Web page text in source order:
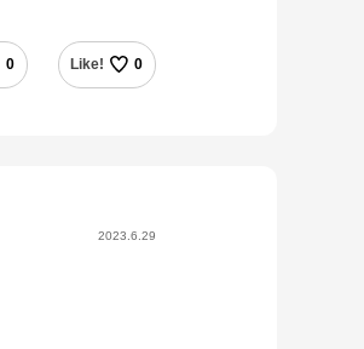
0 Like! 0
2023.6.29